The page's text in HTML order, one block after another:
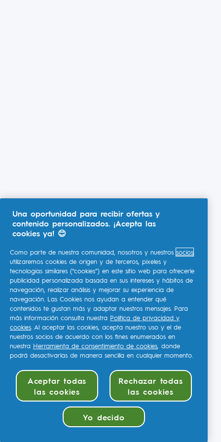
Una oportunidad para recibir ofertas y
contenido personalizados. ¡Acepta las
cookies ya! 😊
Como parte de nuestra comunidad, nosotros y nuestros socios
utilizaremos cookies de origen y de terceros, píxeles y
tecnologías similares (“cookies”) en este sitio web para ofrecerle
publicidad personalizada basada en sus intereses y hábitos de
navegación, realizar análisis y mejorar su experiencia de
navegación. Las Cookies nos ayudan a entender qué
contenidos te gustan más y adaptar nuestros mensajes. Para
más información consulta nuestra Política de privacidad y
cookies. Al aceptar las cookies, acepta nuestro uso y el de
nuestros socios de acuerdo con los fines enumerados en
nuestra Herramienta de consentimiento de cookies, donde
podrá desactivarlas de manera sencilla en cualquier momento.
Aceptar todas
las cookies
Rechazar todas
las cookies
Yo decido